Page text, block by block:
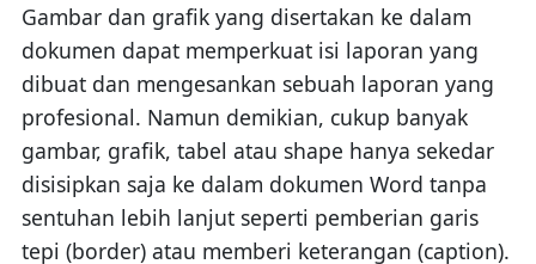
Gambar dan grafik yang disertakan ke dalam
dokumen dapat memperkuat isi laporan yang
dibuat dan mengesankan sebuah laporan yang
profesional. Namun demikian, cukup banyak
gambar, grafik, tabel atau shape hanya sekedar
disisipkan saja ke dalam dokumen Word tanpa
sentuhan lebih lanjut seperti pemberian garis
tepi (border) atau memberi keterangan (caption).